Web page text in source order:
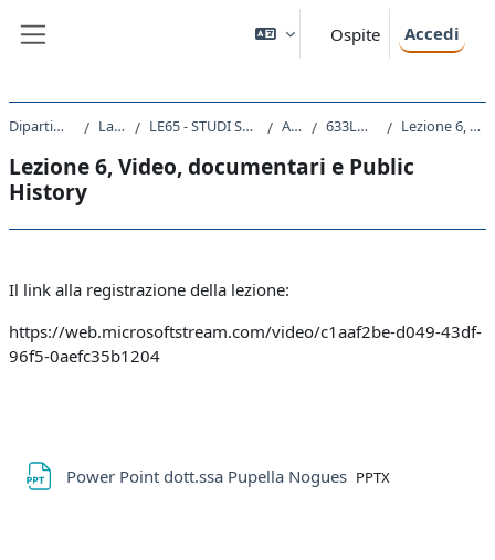
Ospite Accedi
Dipartimento di Studi Umanistici Laurea Magistrale LE65 - STUDI STORICI. DALL'ANTICO AL CONTEMPORANEO A.A. 2020 - 2021 633LM - PUBLIC HISTORY 2020 Lezione 6, Video, documentari e Public History
Lezione 6, Video, documentari e Public
History
Schema della sezione
Il link alla registrazione della lezione:
https://web.microsoftstream.com/video/c1aaf2be-d049-43df-
96f5-0aefc35b1204
Power Point dott.ssa Pupella Nogues File
PPTX